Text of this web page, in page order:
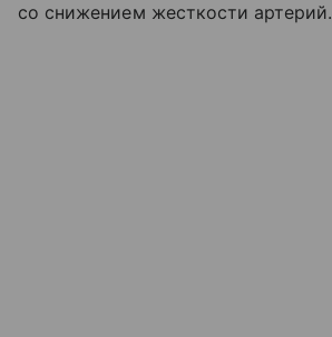
со снижением жесткости артерий.